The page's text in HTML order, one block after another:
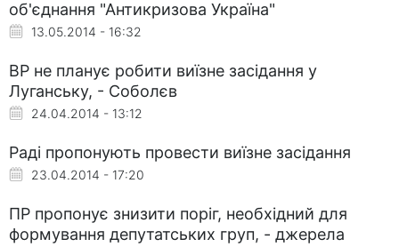
об'єднання "Антикризова Україна"
13.05.2014 - 16:32
ВР не планує робити виїзне засідання у
Луганську, - Соболєв
24.04.2014 - 13:12
Раді пропонують провести виїзне засідання
23.04.2014 - 17:20
ПР пропонує знизити поріг, необхідний для
формування депутатських груп, - джерела